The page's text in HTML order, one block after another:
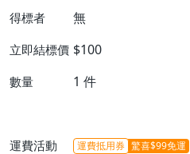
得標者 無
立即結標價 $100
數量 1 件
運費活動 運費抵用券 驚喜$99免運